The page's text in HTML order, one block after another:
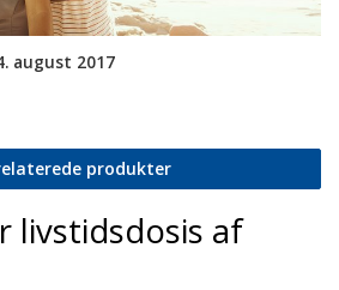
august 2017
produkter
livstidsdosis af